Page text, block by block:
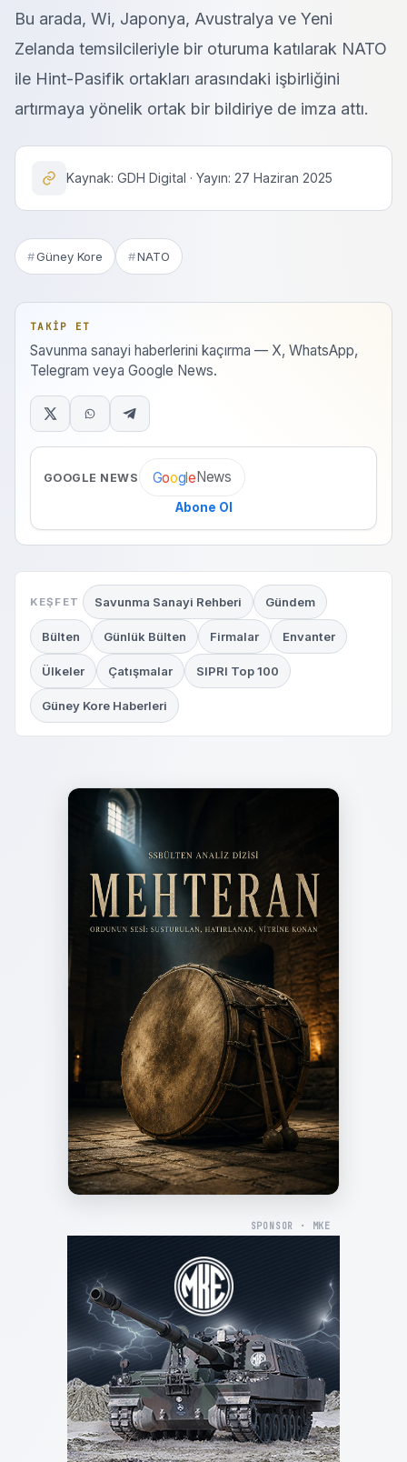
Bu arada, Wi, Japonya, Avustralya ve Yeni
Zelanda temsilcileriyle bir oturuma katılarak NATO
ile Hint-Pasifik ortakları arasındaki işbirliğini
artırmaya yönelik ortak bir bildiriye de imza attı.
Kaynak: GDH Digital · Yayın: 27 Haziran 2025
Güney Kore NATO
TAKIP ET
Savunma sanayi haberlerini kaçırma — X, WhatsApp,
Telegram veya Google News.
GOOGLE NEWS GoogleNews
Abone Ol
KEŞFET Savunma Sanayi Rehberi Gündem
Bülten Günlük Bülten Firmalar Envanter
Ülkeler Çatışmalar SIPRI Top 100
Güney Kore Haberleri
SPONSOR · MKE